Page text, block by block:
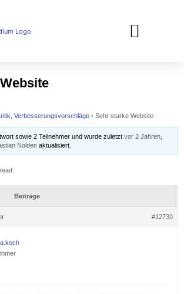
Verbesserungsvorschläge › Sehr starke Website
sowie 2 Teilnehmer und wurde zuletzt vor 2 Jahren,
Noldenaktualisiert.
Beiträge
#12730